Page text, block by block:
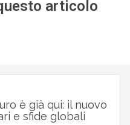
articolo
è già qui: il nuovo
e sfide globali